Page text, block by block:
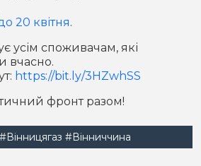
на нас у Telegram
20 квітня.
усім споживачам, які
вчасно.
https://bit.ly/3HZwhSS
фронт разом!
#Вінницягаз #Вінниччина